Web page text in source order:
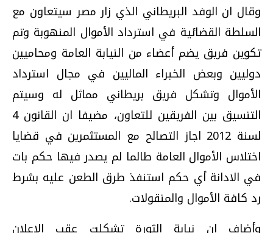
وقال ان الوفد البريطاني الذي زار مصر سيتعاون مع
السلطة القضائية في استرداد الأموال المنهوبة وتم
تكوين فريق يضم أعضاء من النيابة العامة ومحاميين
دوليين وبعض الخبراء الماليين في مجال استرداد
الأموال وتشكل فريق بريطاني مماثل له وسيتم
التنسيق بين الفريقين للتعاون، مضيفا ان القانون 4
لسنة 2012 اجاز التصالح مع المستثمرين في قضايا
اختلاس الأموال العامة طالما لم يصدر فيها حكم بات
في الادانة أي حكم استنفذ طرق الطعن عليه بشرط
رد كافة الأموال والمنقولات.
وأضاف ان نيابة الثورة تشكلت عقب الإعلان